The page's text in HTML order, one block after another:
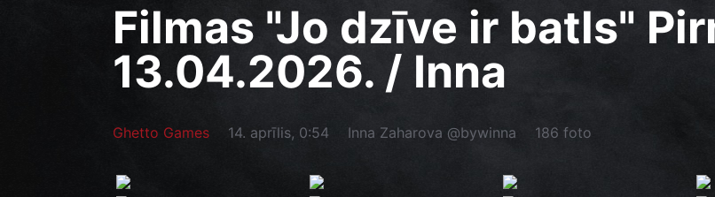
Filmas "Jo dzīve ir batls"
13.04.2026. / Inna
Ghetto Games 14. aprīlis, 0:54 Inna Zaharova @bywinna 186 foto